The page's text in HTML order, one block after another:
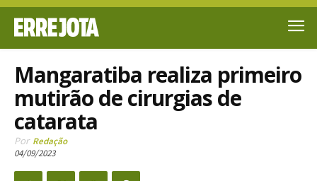
Mangaratiba realiza primeiro
mutirão de cirurgias de
catarata
Por Redação
04/09/2023